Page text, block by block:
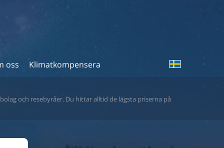
oss Klimatkompensera
och resebyråer. Du hittar alltid de lägsta priserna på